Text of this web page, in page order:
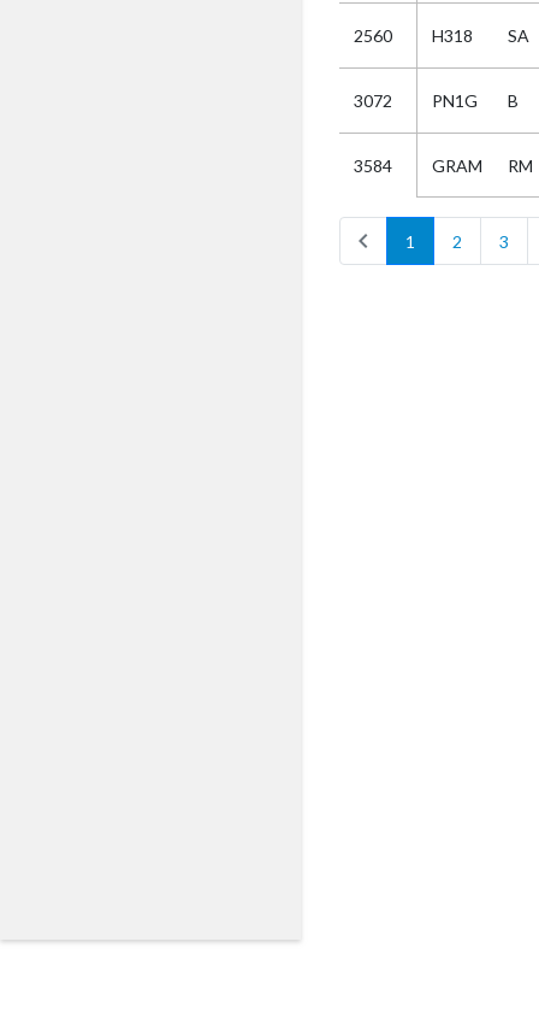
2560 H318 SA
3072 PN1G B
3584 GRAM RM
chevron_left 1 2 3